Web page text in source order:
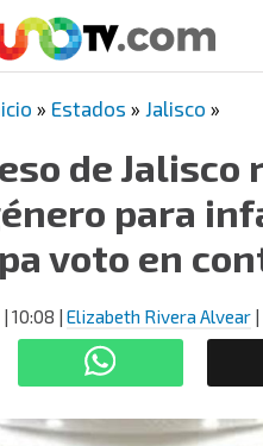
» Estados » Jalisco »
de
para
voto en
| 10:08 | Elizabeth Rivera Alvear|